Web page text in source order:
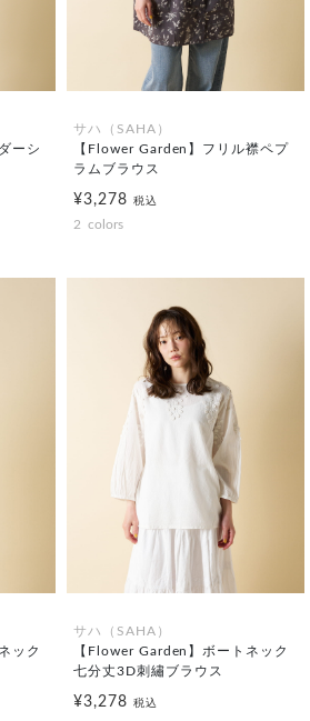
ーシ
サハ（SAHA）
【Flower Garden】フリル襟ペプ
ラムブラウス
¥3,278 税込
2 colors
ック
サハ（SAHA）
【Flower Garden】ボートネック
七分丈3D刺繡ブラウス
¥3,278 税込